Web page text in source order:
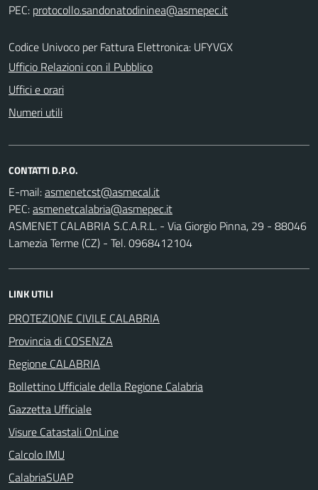
PEC:
Codice Univoco per Fattura Elettronica: UFYVGX
Ufficio Relazioni con il Pubblico
Uffici e orari
Numeri utili
CONTATTI D.P.O.
E-mail:
PEC:
ASMENET CALABRIA S.C.A.R.L. - Via Giorgio Pinna, 29 - 88046
Lamezia Terme (CZ) - Tel. 0968412104
LINK UTILI
PROTEZIONE CIVILE CALABRIA
Provincia di COSENZA
Regione CALABRIA
Bollettino Ufficiale della Regione Calabria
Gazzetta Ufficiale
Visure Catastali OnLine
Calcolo IMU
CalabriaSUAP